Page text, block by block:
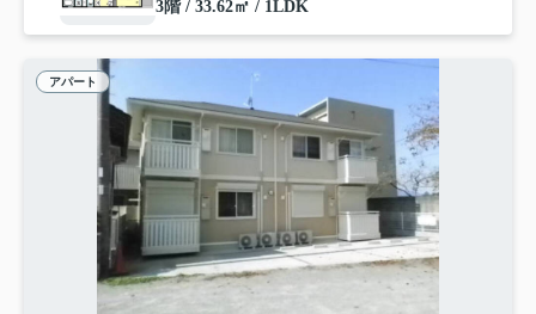
3階 / 33.62㎡ / 1LDK
アパート